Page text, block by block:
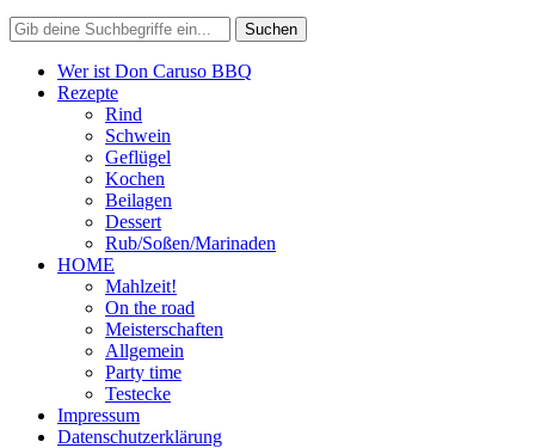
Wer ist Don Caruso BBQ
Rezepte
Rind
Schwein
Geflügel
Kochen
Beilagen
Dessert
Rub/Soßen/Marinaden
HOME
Mahlzeit!
On the road
Meisterschaften
Allgemein
Party time
Testecke
Impressum
Datenschutzerklärung